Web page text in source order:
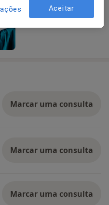
Marcar uma consulta
Marcar uma consulta
Marcar uma consulta
Aceitar